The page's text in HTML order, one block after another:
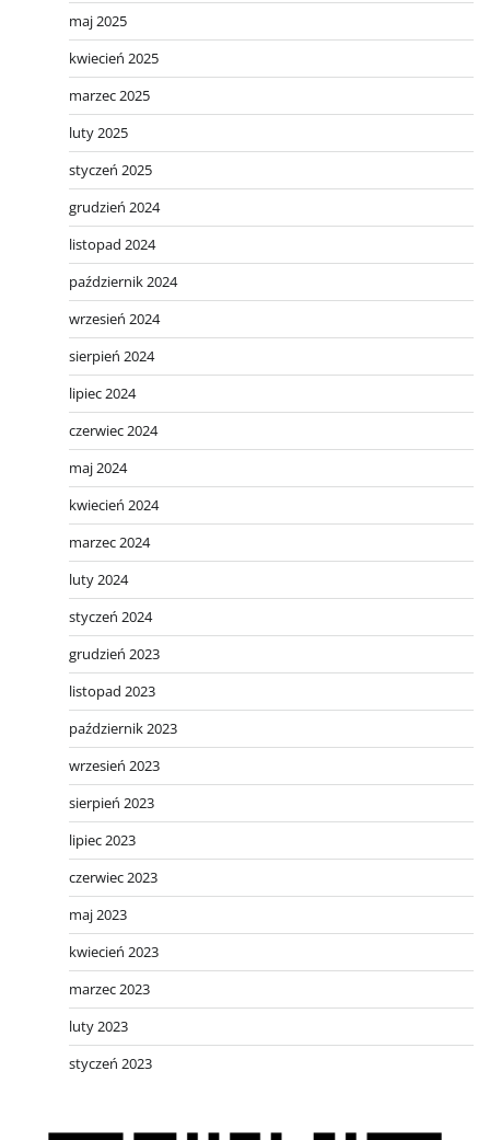
maj 2025
kwiecień 2025
marzec 2025
luty 2025
styczeń 2025
grudzień 2024
listopad 2024
październik 2024
wrzesień 2024
sierpień 2024
lipiec 2024
czerwiec 2024
maj 2024
kwiecień 2024
marzec 2024
luty 2024
styczeń 2024
grudzień 2023
listopad 2023
październik 2023
wrzesień 2023
sierpień 2023
lipiec 2023
czerwiec 2023
maj 2023
kwiecień 2023
marzec 2023
luty 2023
styczeń 2023